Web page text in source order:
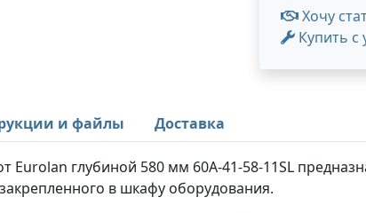
Хочу
Купить с
и файлы Доставка
глубиной 580 мм 60A-41-58-11SL
в шкафу оборудования.